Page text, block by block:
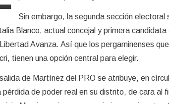
Sin embargo, la segunda sección
Blanco, actual concejal y primera
Libertad Avanza. Así que los pergaminenses
tienen una opción central para elegir.
salida de Martínez del PRO se atribuye, en
pérdida de poder real en su distrito, de cara al